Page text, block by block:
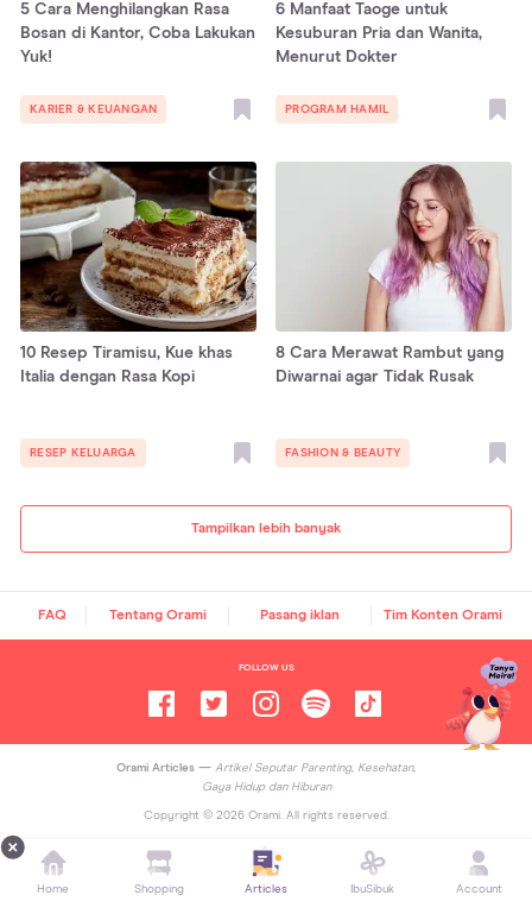
Tampilkan lebih banyak
5 Cara Menghilangkan Rasa
Bosan di Kantor, Coba Lakukan
Yuk!
KARIER & KEUANGAN
6 Manfaat Taoge untuk
Kesuburan Pria dan Wanita,
Menurut Dokter
PROGRAM HAMIL
10 Resep Tiramisu, Kue khas
Italia dengan Rasa Kopi
RESEP KELUARGA
8 Cara Merawat Rambut yang
Diwarnai agar Tidak Rusak
FASHION & BEAUTY
FAQ Tentang Orami Pasang iklan Tim Konten Orami
FOLLOW US
Orami Articles — Artikel Seputar Parenting, Kesehatan,
Gaya Hidup dan Hiburan
Copyright © 2026Orami. All rights reserved.
Home Shopping Articles IbuSibuk Account